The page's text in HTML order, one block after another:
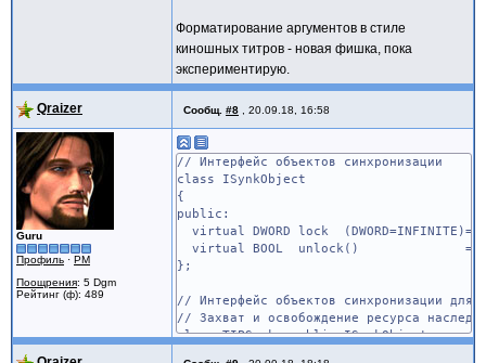
Форматирование аргументов в стиле
киношных титров - новая фишка, пока
экспериментирую.
Qraizer Сообщ. #8 20.09.18, 16:58
Guru
Профиль · PM
Поощрения: 5 Dgm
Рейтинг (ф): 489
// Интерфейс объектов синхронизации
class ISynkObject
{
public:
virtual DWORD lock
virtual BOOL unlock() =0;
};
// Интерфейс объектов синхронизации для
// Захват и освобождение ресурса
class TIPSynk: public ISynkObject